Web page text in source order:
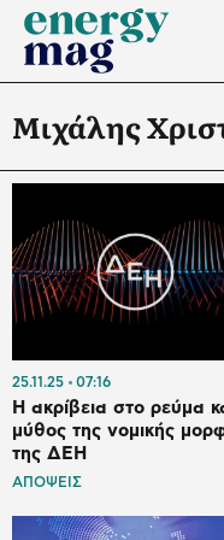
Μιχάλης
25.11.25 07:16
Η ακρίβεια στο ρεύμα
μύθος της νομικής
της ΔΕΗ
ΑΠΟΨΕΙΣ